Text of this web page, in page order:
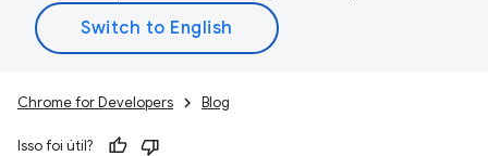
Chrome for Developers Blog
Isso foi útil?